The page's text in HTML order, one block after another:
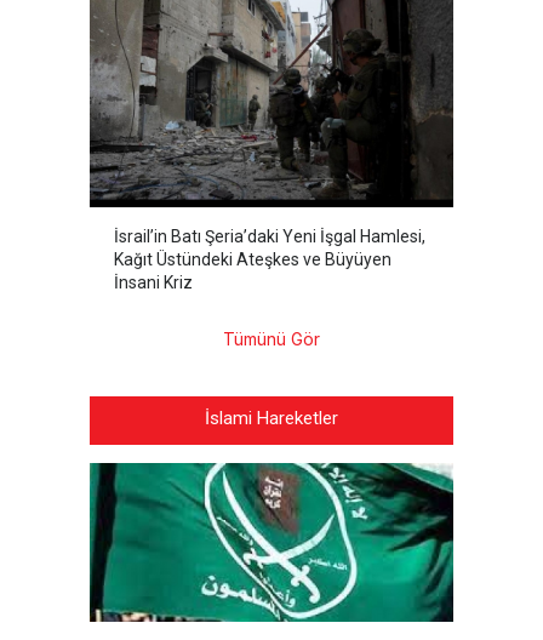
İsrail’in Batı Şeria’daki Yeni İşgal Hamlesi,
Kağıt Üstündeki Ateşkes ve Büyüyen
İnsani Kriz
Tümünü Gör
İslami Hareketler